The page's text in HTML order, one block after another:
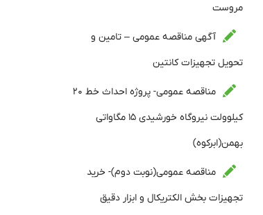
مروست
آگهی مناقصه عمومی – تامین و
تحویل تجهیزات کانتین
مناقصه عمومی- پروژه احداث خط ۲۰
کیلوولت نیروگاه خورشیدی ۱۵ مگاواتی
بهمن(ابرکوه)
مناقصه عمومی(نوبت دوم)- خرید
تجهیزات بخش الکتریکال و ابزار دقیق